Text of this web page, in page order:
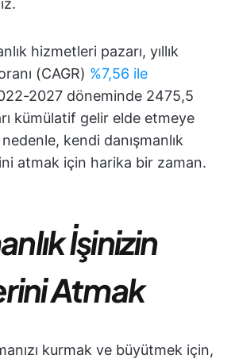
hizmetleri pazarı, yıllık
(CAGR) %7,56 ile
2027 döneminde 2475,5
kümülatif gelir elde etmeye
kendi danışmanlık
atmak için harika bir zaman.
İşinizin
Atmak
kurmak ve büyütmek için,